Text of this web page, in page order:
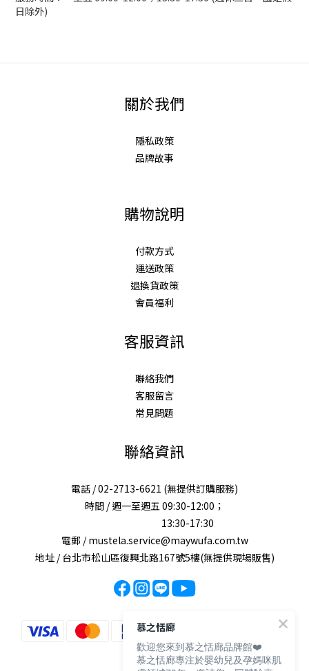
日除外)
關於我們
隱私政策
品牌故事
購物說明
付款方式
運送政策
退換貨政策
會員福利
客服資訊
聯絡我們
客服留言
常見問題
聯絡資訊
電話 / 02-2713-6621 (無提供訂購服務)
時間 / 週一至週五 09:30-12:00；
13:30-17:30
電郵 / mustela.service@maywufa.com.tw
地址 / 台北市松山區復興北路167號5樓(無提供現場販售)
慕之恬廊
歡迎您來到慕之恬廊品牌館❤️
慕之恬廊專注於嬰幼兒及孕媽咪肌